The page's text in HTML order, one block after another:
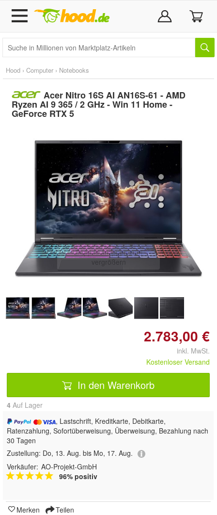
Hood › Computer › Notebooks
Acer Nitro 16S AI AN16S-61 - AMD
Ryzen AI 9 365 / 2 GHz - Win 11 Home -
GeForce RTX 5
Doppelt antippen zum
vergrößern
2.783,00 €
inkl. MwSt.
Kostenloser Versand
In den Warenkorb
4 Auf Lager
, Lastschrift, Kreditkarte, Debitkarte,
Ratenzahlung, Sofortüberweisung, Überweisung, Bezahlung nach
30 Tagen
Zustellung: Do, 13. Aug. bis Mo, 17. Aug.
Verkäufer: AO-Projekt-GmbH
96% positiv
Merken Teilen